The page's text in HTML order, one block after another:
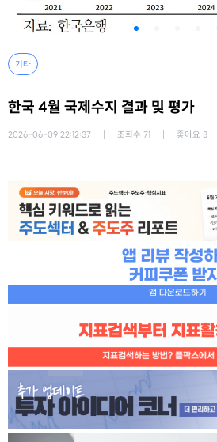
기타
한국 4월 국제수지 결과 및 평가
2026-06-09 22:12:37 조회수 71 좋아요 3